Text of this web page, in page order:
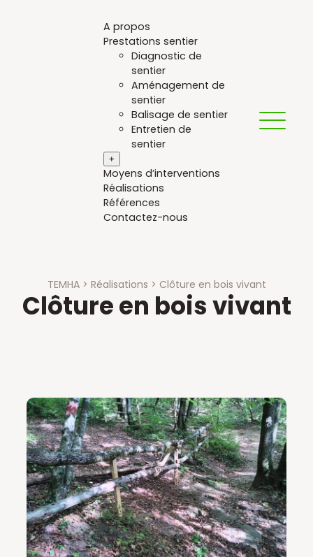
A propos
Prestations sentier
Diagnostic de
sentier
Aménagement de
sentier
Balisage de sentier
Entretien de
sentier
+
Moyens d’interventions
Réalisations
Références
Contactez-nous
TEMHA> Réalisations > Clôture en bois vivant
Clôture en bois vivant